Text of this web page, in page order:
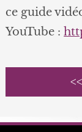
ce guide
YouTube :